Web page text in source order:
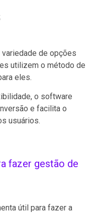
de opções
utilizem o método de
eles.
o software
e facilita o
usuários.
fazer gestão de
útil para fazer a